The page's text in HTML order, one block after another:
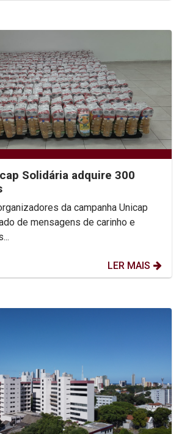
Solidária adquire 300
da campanha Unicap
de mensagens de carinho e
LER MAIS